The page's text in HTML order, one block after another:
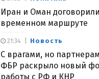
Иран и Оман
временном маршруте
Новость
С врагами, но
ФБР раскрыло новый
работы с РФ и КНР
21:34